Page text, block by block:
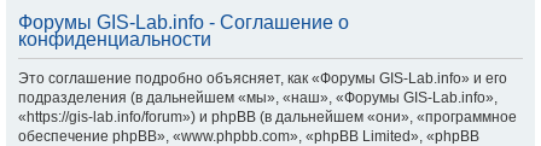
Форумы GIS-Lab.info - Соглашение о
конфиденциальности
Это соглашение подробно объясняет, как «Форумы GIS-Lab.info» и его
подразделения (в дальнейшем «мы», «наш», «Форумы GIS-Lab.info»,
«https://gis-lab.info/forum») и phpBB (в дальнейшем «они», «программное
обеспечение phpBB», «www.phpbb.com», «phpBB Limited», «phpBB